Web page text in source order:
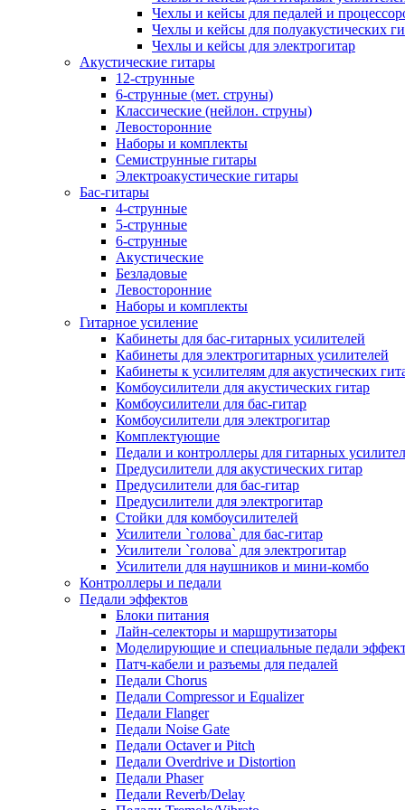
Чехлы и кейсы для педалей и
Чехлы и кейсы для полуакустических
Чехлы и кейсы для электрогитар
Акустические гитары
12-струнные
6-струнные (мет. струны)
Классические (нейлон. струны)
Левосторонние
Наборы и комплекты
Семиструнные гитары
Электроакустические гитары
Бас-гитары
4-струнные
5-струнные
6-струнные
Акустические
Безладовые
Левосторонние
Наборы и комплекты
Гитарное усиление
Кабинеты для бас-гитарных усилителей
Кабинеты для электрогитарных усилителей
Кабинеты к усилителям для акустических
Комбоусилители для акустических гитар
Комбоусилители для бас-гитар
Комбоусилители для электрогитар
Комплектующие
Педали и контроллеры для гитарных
Предусилители для акустических гитар
Предусилители для бас-гитар
Предусилители для электрогитар
Стойки для комбоусилителей
Усилители `голова` для бас-гитар
Усилители `голова` для электрогитар
Усилители для наушников и мини-комбо
Контроллеры и педали
Педали эффектов
Блоки питания
Лайн-селекторы и маршрутизаторы
Моделирующие и специальные педали
Патч-кабели и разъемы для педалей
Педали Chorus
Педали Compressor и Equalizer
Педали Flanger
Педали Noise Gate
Педали Octaver и Pitch
Педали Overdrive и Distortion
Педали Phaser
Педали Reverb/Delay